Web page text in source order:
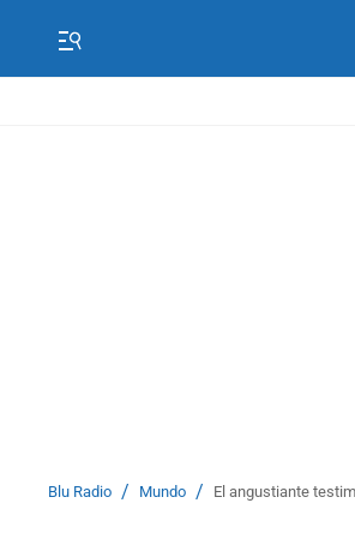
Blu Radio / Mundo / El angustiante